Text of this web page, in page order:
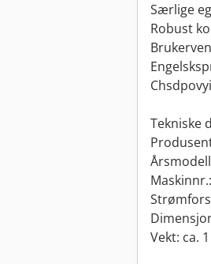
Særlige
Robust
Tekniske
Vekt: ca.